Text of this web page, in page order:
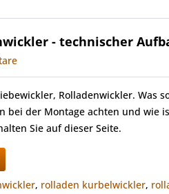
- technischer
Rolladenwickler. Was
bei der Montage achten und wie
Sie auf dieser Seite.
, rolladen kurbelwickler,